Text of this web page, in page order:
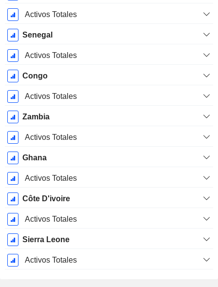
Activos Totales
Senegal
Activos Totales
Congo
Activos Totales
Zambia
Activos Totales
Ghana
Activos Totales
Côte D'ivoire
Activos Totales
Sierra Leone
Activos Totales